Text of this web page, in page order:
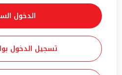
الدخول
تسجيل الدخول